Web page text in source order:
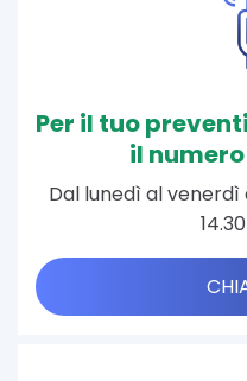
Per il tuo
il numero
Dal lunedì al venerdì